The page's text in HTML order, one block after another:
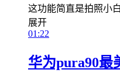
这功能简直是拍照小
展开
01:22
华为pura90最